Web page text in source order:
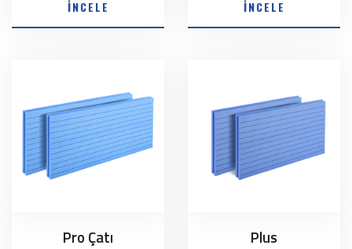
İNCELE İNCELE
Pro Çatı Plus